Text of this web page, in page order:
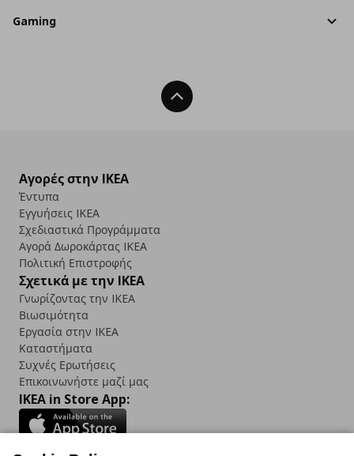
Gaming
Back To Top
Αγορές στην IKEA
Έντυπα
Εγγυήσεις IKEA
Σχεδιαστικά Προγράμματα
Αγορά Δωρoκάρτας IKEA
Πολιτική Επιστροφής
Σχετικά με την IKEA
Γνωρίζοντας την IKEA
Βιωσιμότητα
Εργασία στην IKEA
Καταστήματα
Συχνές Ερωτήσεις
Επικοινωνήστε μαζί μας
IKEA in Store App: